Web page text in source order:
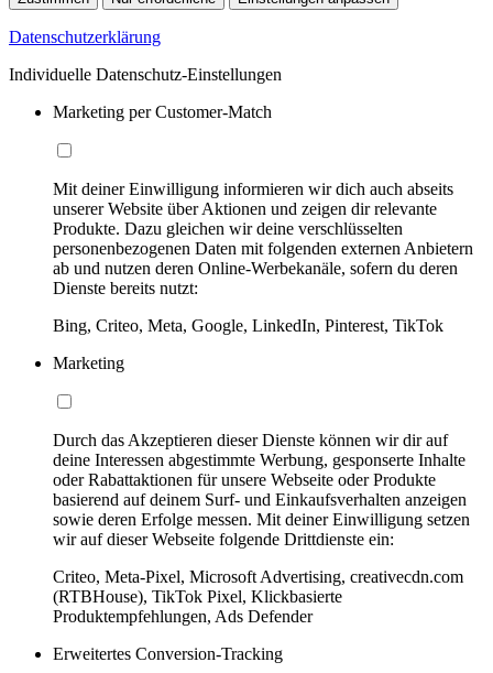
Datenschutzerklärung
Individuelle Datenschutz-Einstellungen
Marketing per Customer-Match
Mit deiner Einwilligung informieren wir dich auch abseits
unserer Website über Aktionen und zeigen dir relevante
Produkte. Dazu gleichen wir deine verschlüsselten
personenbezogenen Daten mit folgenden externen Anbietern
ab und nutzen deren Online-Werbekanäle, sofern du deren
Dienste bereits nutzt:
Bing, Criteo, Meta, Google, LinkedIn, Pinterest, TikTok
Marketing
Durch das Akzeptieren dieser Dienste können wir dir auf
deine Interessen abgestimmte Werbung, gesponserte Inhalte
oder Rabattaktionen für unsere Webseite oder Produkte
basierend auf deinem Surf- und Einkaufsverhalten anzeigen
sowie deren Erfolge messen. Mit deiner Einwilligung setzen
wir auf dieser Webseite folgende Drittdienste ein:
Criteo, Meta-Pixel, Microsoft Advertising, creativecdn.com
(RTBHouse), TikTok Pixel, Klickbasierte
Produktempfehlungen, Ads Defender
Erweitertes Conversion-Tracking